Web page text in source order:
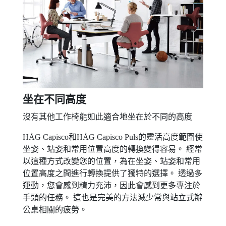
坐在不同高度
沒有其他工作椅能如此適合地坐在於不同的高度
HÅG Capisco和HÅG Capisco Puls的靈活高度範圍使
坐姿、站姿和常用位置高度的轉換變得容易。 經常
以這種方式改變您的位置，為在坐姿、站姿和常用
位置高度之間進行轉換提供了獨特的選擇。 透過多
運動，您會感到精力充沛，因此會感到更多專注於
手頭的任務。 這也是完美的方法減少常與站立式辦
公桌相關的疲勞。